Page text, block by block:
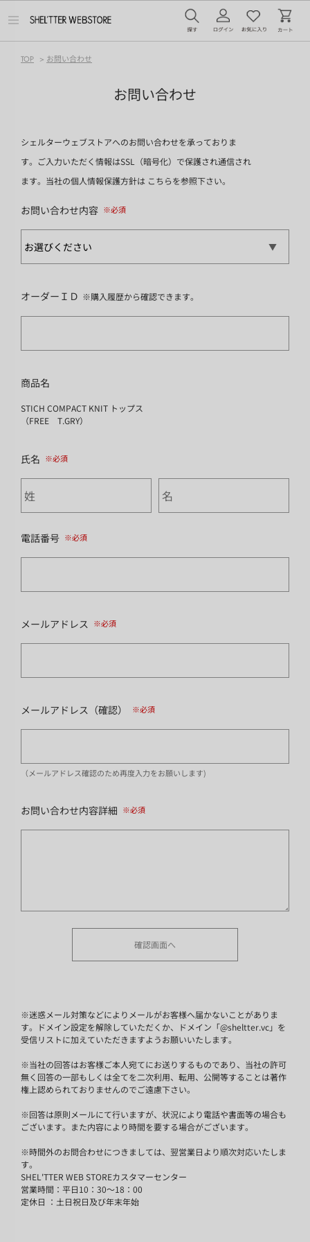
メ
TOP > お問い合わせ
お問い合わせ
シェルターウェブストアへのお問い合わせを承っておりま
す。ご入力いただく情報はSSL（暗号化）で保護され通信され
ます。当社の個人情報保護方針は こちらを参照下さい。
お問い合わせ内容
オーダーＩＤ ※購入履歴から確認できます。
商品名
STICH COMPACT KNIT トップス
（FREE T.GRY）
氏名
電話番号
メールアドレス
メールアドレス（確認）
（メールアドレス確認のため再度入力をお願いします)
お問い合わせ内容詳細
※迷惑メール対策などによりメールがお客様へ届かないことがありま
す。ドメイン設定を解除していただくか、ドメイン「@sheltter.vc」を
受信リストに加えていただきますようお願いいたします。
※当社の回答はお客様ご本人宛てにお送りするものであり、当社の許可
無く回答の一部もしくは全てを二次利用、転用、公開等することは著作
権上認められておりませんのでご遠慮下さい。
※回答は原則メールにて行いますが、状況により電話や書面等の場合も
ございます。また内容により時間を要する場合がございます。
※時間外のお問合わせにつきましては、翌営業日より順次対応いたしま
す。
SHEL'TTER WEB STOREカスタマーセンター
営業時間：平日10：30～18：00
定休日 ：土日祝日及び年末年始